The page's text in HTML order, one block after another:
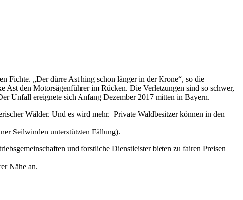
Fichte. „Der dürre Ast hing schon länger in der Krone“, so die
den Motorsägenführer im Rücken. Die Verletzungen sind so schwer,
Unfall ereignete sich Anfang Dezember 2017 mitten in Bayern.
Wälder. Und es wird mehr. Private Waldbesitzer können in den
Seilwinden unterstützten Fällung).
und forstliche Dienstleister bieten zu fairen Preisen
Nähe an.